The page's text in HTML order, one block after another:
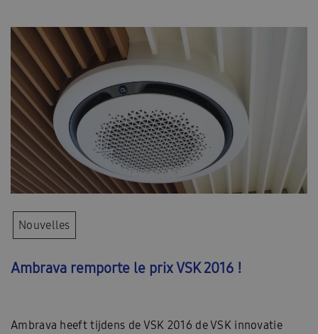
Nouvelles
Ambrava remporte le prix VSK 2016 !
Ambrava heeft tijdens de VSK 2016 de VSK innovatie